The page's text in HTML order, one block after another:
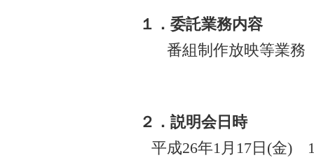
１．委託業務内容
番組制作放映等業務
２．説明会日時
平成26年1月17日(金)